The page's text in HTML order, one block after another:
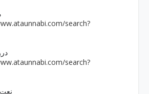
search?
��
search?
��